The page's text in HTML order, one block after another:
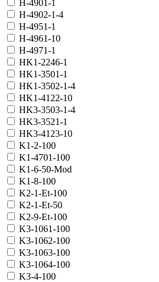
H-4901-1
H-4902-1-4
H-4951-1
H-4961-10
H-4971-1
HK1-2246-1
HK1-3501-1
HK1-3502-1-4
HK1-4122-10
HK3-3503-1-4
HK3-3521-1
HK3-4123-10
K1-2-100
K1-4701-100
K1-6-50-Mod
K1-8-100
K2-1-Et-100
K2-1-Et-50
K2-9-Et-100
K3-1061-100
K3-1062-100
K3-1063-100
K3-1064-100
K3-4-100